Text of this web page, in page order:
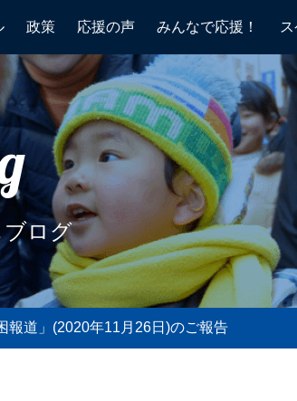
政策 応援の声 みんなで応援！
ログ
報道」(2020年11月26日)のご報告